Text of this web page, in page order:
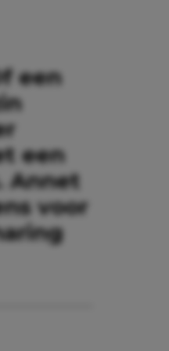
een
een
Annet
voor